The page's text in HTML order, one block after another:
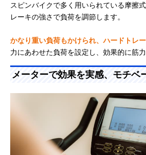
スピンバイクで多く用いられている摩擦
レーキの強さで負荷を調節します。
かなり重い負荷もかけられ、ハードトレ
力にあわせた負荷を設定し、効果的に筋
メーターで効果を実感、モチベ